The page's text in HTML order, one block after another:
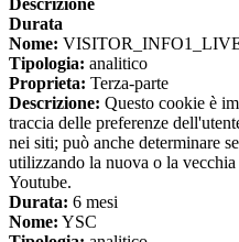
Descrizione
Durata
Nome:
Tipologia: analitico
Proprieta: Terza-parte
Descrizione: Questo cookie è
traccia delle preferenze
nei siti; può anche determinare
utilizzando la nuova o la
Youtube.
Durata: 6 mesi
Nome: YSC